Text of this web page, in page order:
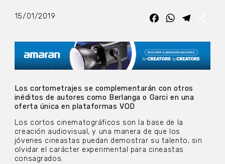
15/01/2019 FacebookWhatsApp
Los cortometrajes se complementarán con otros
inéditos de autores como Berlanga o Garci en una
oferta única en plataformas VOD
Los cortos cinematográficos son la base de la
creación audiovisual, y una manera de que los
jóvenes cineastas puedan demostrar su talento, sin
olvidar el carácter experimental para cineastas
consagrados.